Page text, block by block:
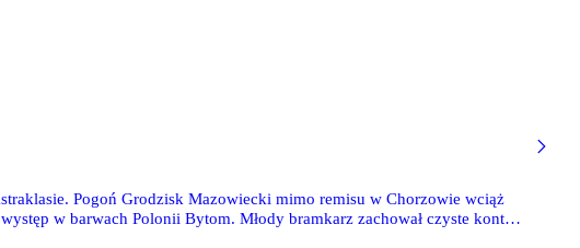
Pogoń Grodzisk Mazowiecki mimo remisu w Chorzowie wciąż
w barwach Polonii Bytom. Młody bramkarz zachował czyste konto,